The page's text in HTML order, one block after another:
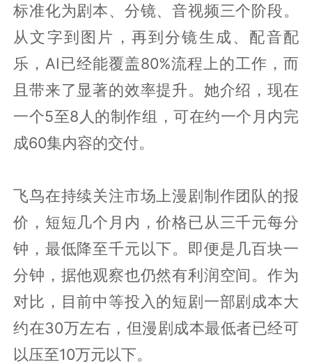
标准化为剧本、分镜、音视频三个阶段。
从文字到图片，再到分镜生成、配音配
乐，AI已经能覆盖80%流程上的工作，而
且带来了显著的效率提升。她介绍，现在
一个5至8人的制作组，可在约一个月内完
成60集内容的交付。
飞鸟在持续关注市场上漫剧制作团队的报
价，短短几个月内，价格已从三千元每分
钟，最低降至千元以下。即便是几百块一
分钟，据他观察也仍然有利润空间。作为
对比，目前中等投入的短剧一部剧成本大
约在30万左右，但漫剧成本最低者已经可
以压至10万元以下。